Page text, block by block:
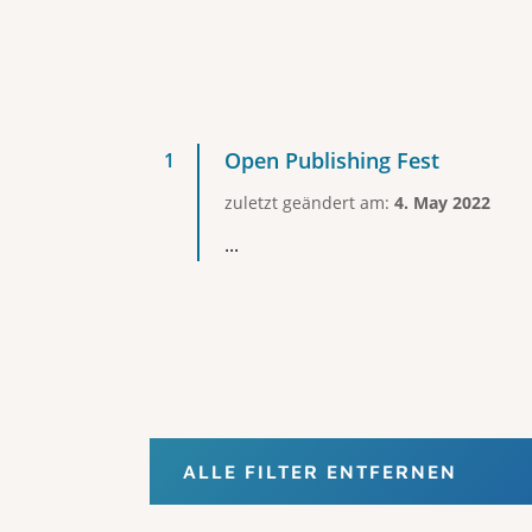
Open Publishing Fest
zuletzt geändert am: 4. May 2022
...
ALLE FILTER ENTFERNEN